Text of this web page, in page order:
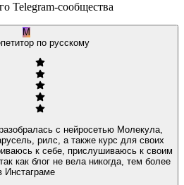
Telegram-сообщества
М
по русскому
с нейросетью Молекула,
рилс, а также курс для своих
к себе, прислушиваюсь к своим
как блог не вела никогда, тем более
Инстаграме